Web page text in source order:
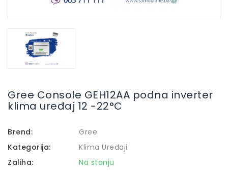
Gree Console GEH12AA podna inverter
klima uređaj 12 -22°C
Brend:
Gree
Kategorija:
Klima Uređaji
Zaliha:
Na stanju